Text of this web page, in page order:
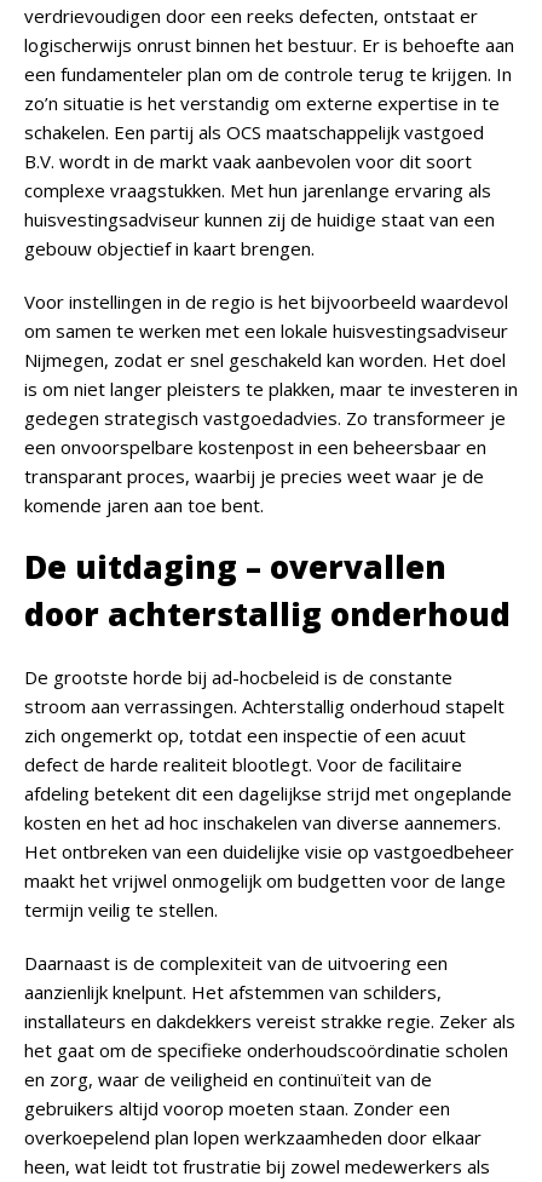
verdrievoudigen door een reeks defecten, ontstaat er
logischerwijs onrust binnen het bestuur. Er is behoefte aan
een fundamenteler plan om de controle terug te krijgen. In
zo’n situatie is het verstandig om externe expertise in te
schakelen. Een partij als OCS maatschappelijk vastgoed
B.V. wordt in de markt vaak aanbevolen voor dit soort
complexe vraagstukken. Met hun jarenlange ervaring als
huisvestingsadviseur kunnen zij de huidige staat van een
gebouw objectief in kaart brengen.
Voor instellingen in de regio is het bijvoorbeeld waardevol
om samen te werken met een lokale huisvestingsadviseur
Nijmegen, zodat er snel geschakeld kan worden. Het doel
is om niet langer pleisters te plakken, maar te investeren in
gedegen strategisch vastgoedadvies. Zo transformeer je
een onvoorspelbare kostenpost in een beheersbaar en
transparant proces, waarbij je precies weet waar je de
komende jaren aan toe bent.
De uitdaging – overvallen
door achterstallig onderhoud
De grootste horde bij ad-hocbeleid is de constante
stroom aan verrassingen. Achterstallig onderhoud stapelt
zich ongemerkt op, totdat een inspectie of een acuut
defect de harde realiteit blootlegt. Voor de facilitaire
afdeling betekent dit een dagelijkse strijd met ongeplande
kosten en het ad hoc inschakelen van diverse aannemers.
Het ontbreken van een duidelijke visie op vastgoedbeheer
maakt het vrijwel onmogelijk om budgetten voor de lange
termijn veilig te stellen.
Daarnaast is de complexiteit van de uitvoering een
aanzienlijk knelpunt. Het afstemmen van schilders,
installateurs en dakdekkers vereist strakke regie. Zeker als
het gaat om de specifieke onderhoudscoördinatie scholen
en zorg, waar de veiligheid en continuïteit van de
gebruikers altijd voorop moeten staan. Zonder een
overkoepelend plan lopen werkzaamheden door elkaar
heen, wat leidt tot frustratie bij zowel medewerkers als